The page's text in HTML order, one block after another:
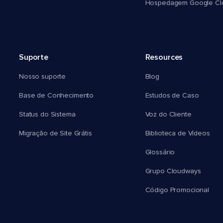
Hospedagem Google
Suporte
Nosso suporte
Base de Conhecimento
Status do Sistema
Migração de Site Grátis
Resources
Blog
Estudos de Caso
Voz do Cliente
Biblioteca de Vídeos
Glossário
Grupo Cloudways
Código Promocional